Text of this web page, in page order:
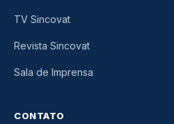
TV Sincovat
Revista Sincovat
Sala de Imprensa
CONTATO